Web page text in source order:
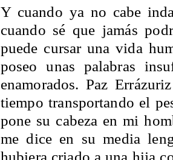
Y cuando ya no cabe
cuando sé que jamás
puede cursar una vida
poseo unas palabras
enamorados. Paz
tiempo transportando el
pone su cabeza en mi
me dice en su media
hubiera criado a una hija